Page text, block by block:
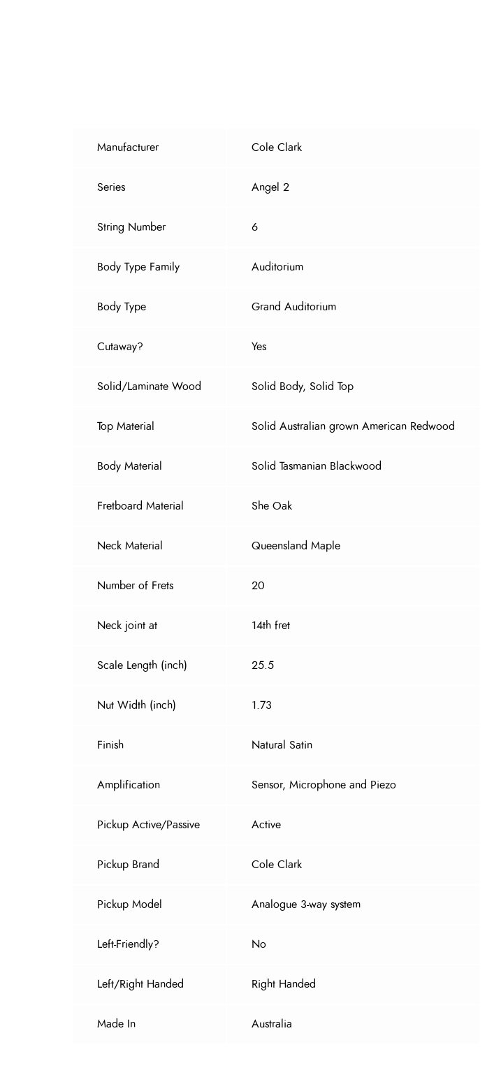
Manufacturer Cole Clark
Series Angel 2
String Number 6
Body Type Family Auditorium
Body Type Grand Auditorium
Cutaway? Yes
Solid/Laminate Wood Solid Body, Solid Top
Top Material Solid Australian grown American Redwood
Body Material Solid Tasmanian Blackwood
Fretboard Material She Oak
Neck Material Queensland Maple
Number of Frets 20
Neck joint at 14th fret
Scale Length (inch) 25.5
Nut Width (inch) 1.73
Finish Natural Satin
Amplification Sensor, Microphone and Piezo
Pickup Active/Passive Active
Pickup Brand Cole Clark
Pickup Model Analogue 3-way system
Left-Friendly? No
Left/Right Handed Right Handed
Made In Australia